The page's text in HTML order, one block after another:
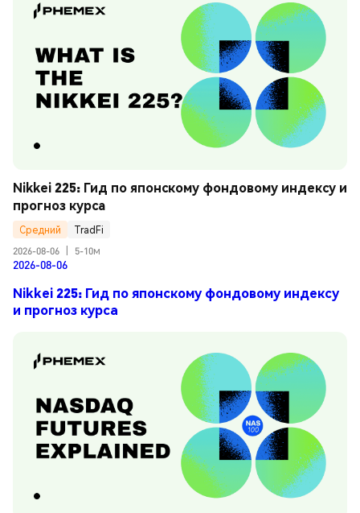
Nikkei 225: Гид по японскому фондовому индексу и
прогноз курса
Средний
TradFi
2026-08-06
5-10м
2026-08-06
Nikkei 225: Гид по японскому фондовому индексу
и прогноз курса